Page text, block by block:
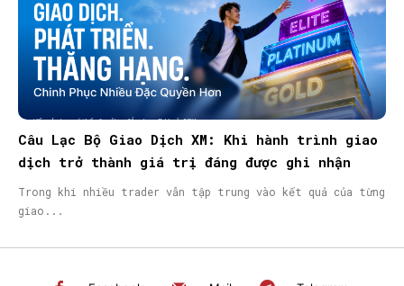
Câu Lạc Bộ Giao Dịch XM: Khi hành trình giao
dịch trở thành giá trị đáng được ghi nhận
Trong khi nhiều trader vẫn tập trung vào kết quả của từng
giao...